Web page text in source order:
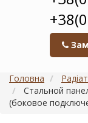
Головна
Стальной
(боковое